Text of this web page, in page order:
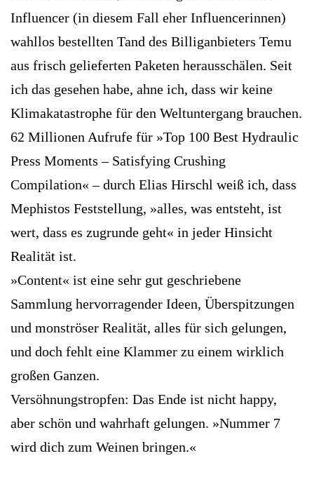
Influencer (in diesem Fall eher Influencerinnen)
wahllos bestellten Tand des Billiganbieters Temu
aus frisch gelieferten Paketen herausschälen. Seit
ich das gesehen habe, ahne ich, dass wir keine
Klimakatastrophe für den Weltuntergang brauchen.
62 ­Millionen Aufrufe für »Top 100 Best ­Hydraulic
Press Moments – Satisfying Crushing
Compilation« – durch Elias Hirschl weiß ich, dass
Mephistos Feststellung, »alles, was entsteht, ist
wert, dass es zugrunde geht« in jeder Hinsicht
Realität ist.
»Content« ist eine sehr gut geschriebene
Sammlung hervorragender Ideen, Überspitzungen
und monströser Realität, alles für sich gelungen,
und doch fehlt eine Klammer zu einem wirklich
großen Ganzen.
Versöhnungstropfen: Das Ende ist nicht happy,
aber schön und wahrhaft gelungen. »Nummer 7
wird dich zum ­Weinen bringen.«